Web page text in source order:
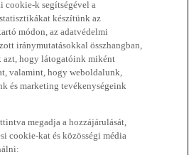
cookie-k segítségével a
készítünk az
módon, az adatvédelmi
iránymutatásokkal összhangban,
azt, hogy látogatóink miként
valamint, hogy weboldalunk,
és marketing tevékenységeink
megadja a hozzájárulását,
cookie-kat és közösségi média